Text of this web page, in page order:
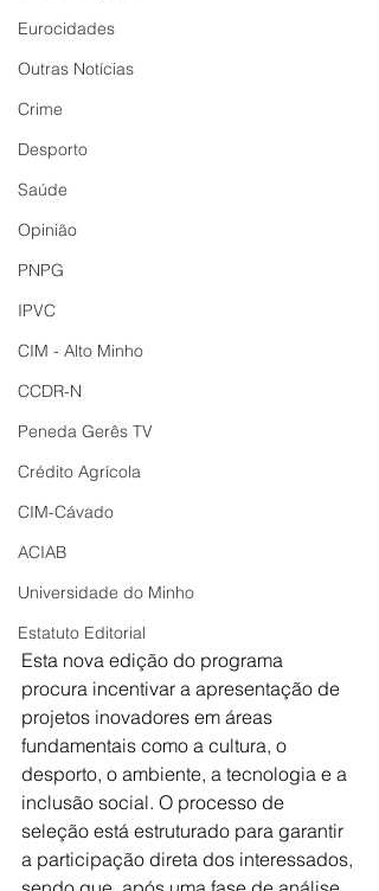
Eurocidades
Outras Notícias
Crime
Desporto
Saúde
Opinião
PNPG
IPVC
CIM - Alto Minho
CCDR-N
Peneda Gerês TV
Crédito Agrícola
CIM-Cávado
ACIAB
Universidade do Minho
Estatuto Editorial
Esta nova edição do programa
procura incentivar a apresentação de
projetos inovadores em áreas
fundamentais como a cultura, o
desporto, o ambiente, a tecnologia e a
inclusão social. O processo de
seleção está estruturado para garantir
a participação direta dos interessados,